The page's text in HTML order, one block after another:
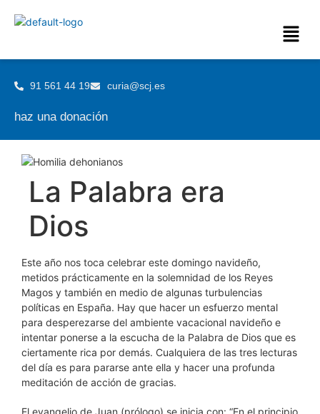
91 561 44 19 curia@scj.es
haz una donación
La Palabra era
Dios
Este año nos toca celebrar este domingo navideño,
metidos prácticamente en la solemnidad de los Reyes
Magos y también en medio de algunas turbulencias
políticas en España. Hay que hacer un esfuerzo mental
para desperezarse del ambiente vacacional navideño e
intentar ponerse a la escucha de la Palabra de Dios que es
ciertamente rica por demás. Cualquiera de las tres lecturas
del día es para pararse ante ella y hacer una profunda
meditación de acción de gracias.
El evangelio de Juan (prólogo) se inicia con: “En el principio